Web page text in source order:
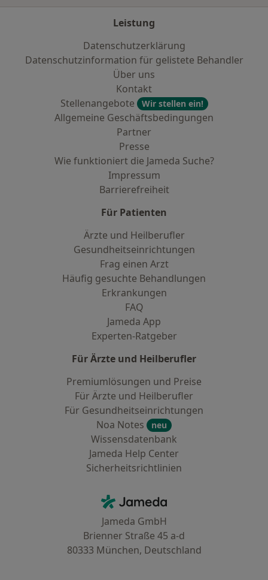
Leistung
Datenschutzerklärung
Datenschutzinformation für gelistete Behandler
Über uns
Kontakt
Stellenangebote
Wir stellen ein!
Allgemeine Geschäftsbedingungen
Partner
Presse
Wie funktioniert die Jameda Suche?
Impressum
Barrierefreiheit
Für Patienten
Ärzte und Heilberufler
Gesundheitseinrichtungen
Frag einen Arzt
Häufig gesuchte Behandlungen
Erkrankungen
FAQ
Jameda App
Experten-Ratgeber
Für Ärzte und Heilberufler
Premiumlösungen und Preise
Für Ärzte und Heilberufler
Für Gesundheitseinrichtungen
Noa Notes
neu
Wissensdatenbank
Jameda Help Center
Sicherheitsrichtlinien
Jameda - Startseite
Jameda GmbH
Brienner Straße 45 a-d
80333 München, Deutschland